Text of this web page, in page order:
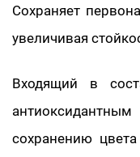
Сохраняет
увеличивая
Входящий в
сохранению